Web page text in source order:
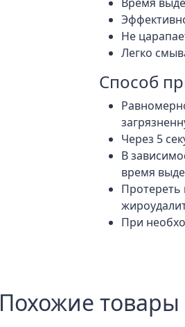
Время
Не
Легко
Способ
Через 5
В
время
Протереть
При
Похожие товары